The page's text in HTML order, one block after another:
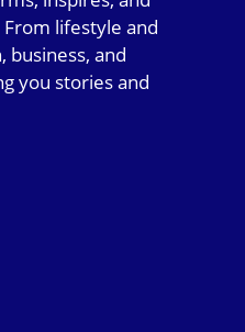
lifestyle and
business, and
you stories and